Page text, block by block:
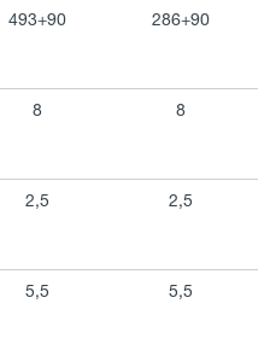
493+90 286+90
8 8
2,5 2,5
5,5 5,5